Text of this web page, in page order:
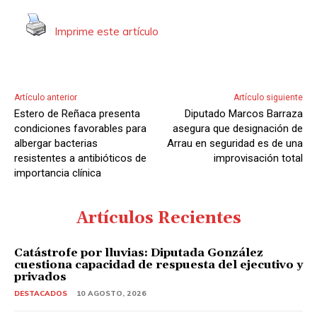
Imprime este artículo
Artículo anterior
Estero de Reñaca presenta
condiciones favorables para
albergar bacterias
resistentes a antibióticos de
importancia clínica
Artículo siguiente
Diputado Marcos Barraza
asegura que designación de
Arrau en seguridad es de una
improvisación total
Artículos Recientes
Catástrofe por lluvias: Diputada González
cuestiona capacidad de respuesta del ejecutivo y
privados
DESTACADOS 10 AGOSTO, 2026